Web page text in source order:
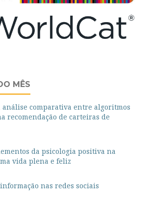
MÊS
análise comparativa entre algoritmos
recomendação de carteiras de
da psicologia positiva na
vida plena e feliz
nas redes sociais